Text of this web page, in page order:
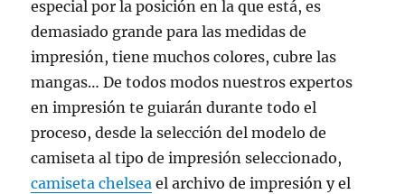
especial por la posición en la que está, es
demasiado grande para las medidas de
impresión, tiene muchos colores, cubre las
mangas… De todos modos nuestros expertos
en impresión te guiarán durante todo el
proceso, desde la selección del modelo de
camiseta al tipo de impresión seleccionado,
camiseta chelsea el archivo de impresión y el